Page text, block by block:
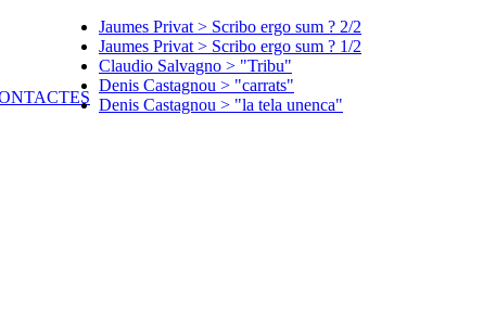
Jaumes Privat > Scribo ergo sum ? 2/2
Jaumes Privat > Scribo ergo sum ? 1/2
Claudio Salvagno > "Tribu"
Denis Castagnou > "carrats"
Denis Castagnou > "la tela unenca"